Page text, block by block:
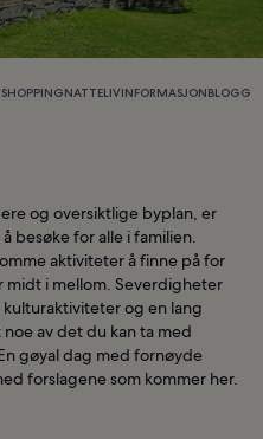
SHOPPINGNATTELIVINFORMASJONBLOGG
og oversiktlige byplan, er
besøke for alle i familien.
aktiviteter å finne på for
midt i mellom. Severdigheter
og en lang
av det du kan ta med
gøyal dag med fornøyde
forslagene som kommer her.